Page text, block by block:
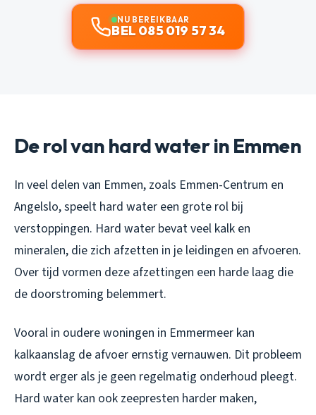
NU BEREIKBAAR
BEL 085 019 57 34
De rol van hard water in Emmen
In veel delen van Emmen, zoals Emmen-Centrum en
Angelslo, speelt hard water een grote rol bij
verstoppingen. Hard water bevat veel kalk en
mineralen, die zich afzetten in je leidingen en afvoeren.
Over tijd vormen deze afzettingen een harde laag die
de doorstroming belemmert.
Vooral in oudere woningen in Emmermeer kan
kalkaanslag de afvoer ernstig vernauwen. Dit probleem
wordt erger als je geen regelmatig onderhoud pleegt.
Hard water kan ook zeepresten harder maken,